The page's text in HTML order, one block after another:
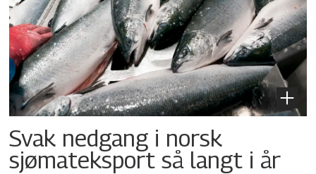
Svak nedgang i norsk
sjømateksport så langt i år